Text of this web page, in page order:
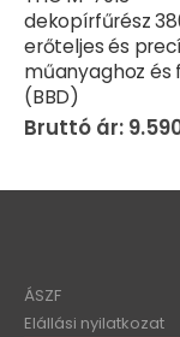
lépcsős-fúró
praktikus
számozással,
(BBL)
ÁSZF
Elállási nyilatkozat